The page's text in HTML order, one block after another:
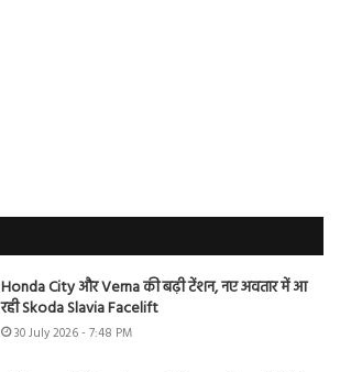
Honda City और Verna की बढ़ी टेंशन, नए अवतार में आ
रही Skoda Slavia Facelift
30 July 2026 - 7:48 PM